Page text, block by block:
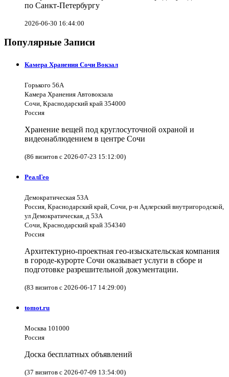
по Санкт-Петербургу
2026-06-30 16:44:00
Популярные Записи
Камера Хранения Сочи Вокзал
Горького 56А
Камера Хранения Автовокзала
Сочи, Краснодарский край 354000
Россия
Хранение вещей под круглосуточной охраной и
видеонаблюдением в центре Сочи
(86 визитов с 2026-07-23 15:12:00)
РеалГео
Демократическая 53А
Россия, Краснодарский край, Сочи, р-н Адлерский внутригородской,
ул Демократическая, д 53А
Сочи, Краснодарский край 354340
Россия
Архитектурно-проектная гео-изыскательская компания
в городе-курорте Сочи оказывает услуги в сборе и
подготовке разрешительной документации.
(83 визитов с 2026-06-17 14:29:00)
tomot.ru
Москва 101000
Россия
Доска бесплатных объявлений
(37 визитов с 2026-07-09 13:54:00)